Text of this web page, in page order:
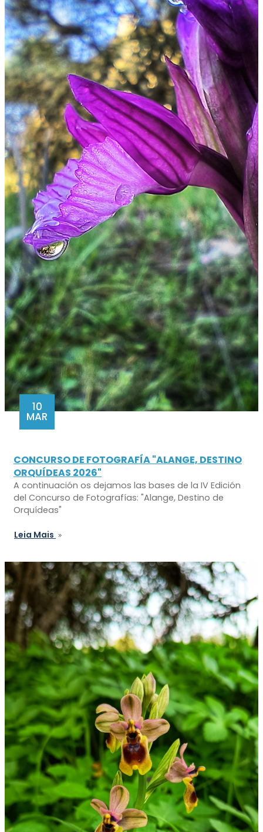
10
MAR
CONCURSO DE FOTOGRAFÍA "ALANGE, DESTINO
ORQUÍDEAS 2026"
A continuación os dejamos las bases de la IV Edición
del Concurso de Fotografías: "Alange, Destino de
Orquídeas"
Leia Mais